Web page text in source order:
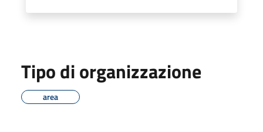
Tipo di organizzazione
area